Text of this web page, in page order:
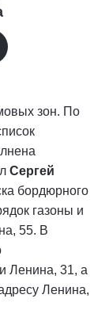
зон. По
Сергей
бордюрного
газоны и
55. В
Ленина, 31, а
Ленина,